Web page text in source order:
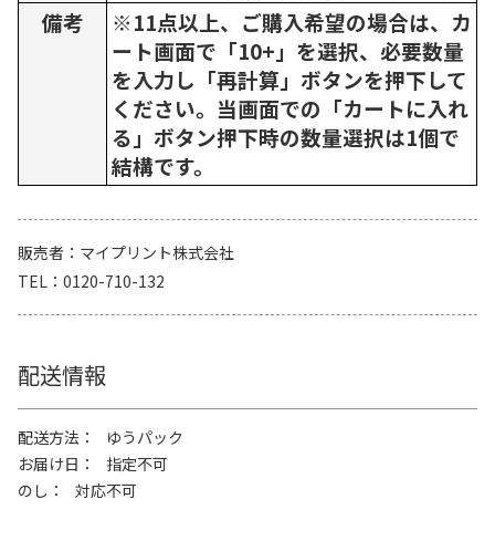
備考
※11点以上、ご購入希望の場合は、カ
ート画面で「10+」を選択、必要数量
を入力し「再計算」ボタンを押下して
ください。当画面での「カートに入れ
る」ボタン押下時の数量選択は1個で
結構です。
販売者
マイプリント株式会社
TEL
0120-710-132
配送情報
配送方法
ゆうパック
お届け日
指定不可
のし
対応不可